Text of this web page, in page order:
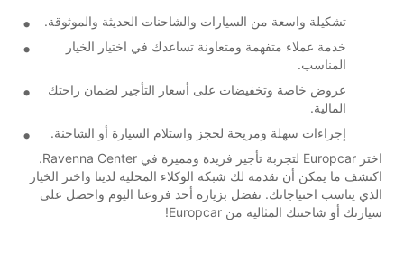
تشكيلة واسعة من السيارات والشاحنات الحديثة والموثوقة.
خدمة عملاء متفهمة ومتعاونة تساعدك في اختيار الخيار
المناسب.
عروض خاصة وتخفيضات على أسعار التأجير لضمان راحتك
المالية.
إجراءات سهلة ومريحة لحجز واستلام السيارة أو الشاحنة.
اختر Europcar لتجربة تأجير فريدة ومميزة في Ravenna Center.
اكتشف ما يمكن أن تقدمه لك شبكة الوكلاء المحلية لدينا واختر الخيار
الذي يناسب احتياجاتك. تفضل بزيارة أحد فروعنا اليوم واحصل على
سيارتك أو شاحنتك المثالية من Europcar!